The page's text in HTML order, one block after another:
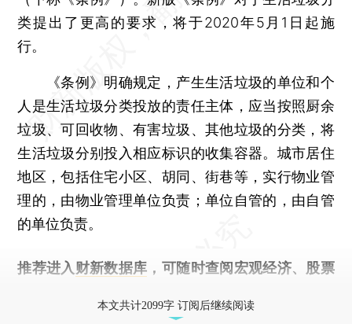
类提出了更高的要求，将于2020年5月1日起施
行。
《条例》明确规定，产生生活垃圾的单位和个
人是生活垃圾分类投放的责任主体，应当按照厨余
垃圾、可回收物、有害垃圾、其他垃圾的分类，将
生活垃圾分别投入相应标识的收集容器。城市居住
地区，包括住宅小区、胡同、街巷等，实行物业管
理的，由物业管理单位负责；单位自管的，由自管
的单位负责。
推荐进入 财新数据库 ，可随时查阅宏观经济、股票
本文共计2099字 订阅后继续阅读